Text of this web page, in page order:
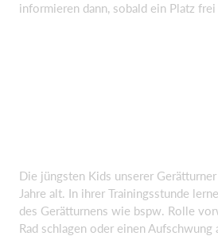
informieren dann, sobald ein Platz
Die jüngsten Kids unserer
Jahre alt. In ihrer Trainingsstunde
des Gerätturnens wie bspw. Rolle
Rad schlagen oder einen Aufschwung